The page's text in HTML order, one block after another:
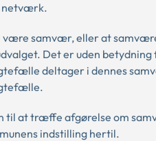
netværk.
være samvær, eller at
Det er uden
deltager i dennes
til at træffe afgørelse om
indstilling hertil.